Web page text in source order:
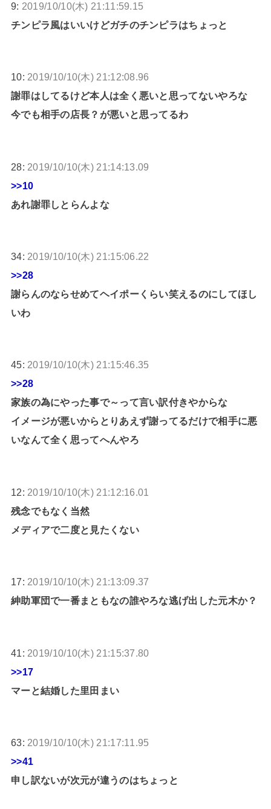
9: 2019/10/10(木) 21:11:59.15
チンピラ風はいいけどガチのチンピラはちょっと
10: 2019/10/10(木) 21:12:08.96
謝罪はしてるけど本人は全く悪いと思ってないやろな
今でも相手の店長？が悪いと思ってるわ
28: 2019/10/10(木) 21:14:13.09
>>10
あれ謝罪しとらんよな
34: 2019/10/10(木) 21:15:06.22
>>28
謝らんのならせめてヘイポーくらい笑えるのにしてほし
いわ
45: 2019/10/10(木) 21:15:46.35
>>28
家族の為にやった事で～って言い訳付きやからな
イメージが悪いからとりあえず謝ってるだけで相手に悪
いなんて全く思ってへんやろ
12: 2019/10/10(木) 21:12:16.01
残念でもなく当然
メディアで二度と見たくない
17: 2019/10/10(木) 21:13:09.37
紳助軍団で一番まともなの誰やろな逃げ出した元木か？
41: 2019/10/10(木) 21:15:37.80
>>17
マーと結婚した里田まい
63: 2019/10/10(木) 21:17:11.95
>>41
申し訳ないが次元が違うのはちょっと